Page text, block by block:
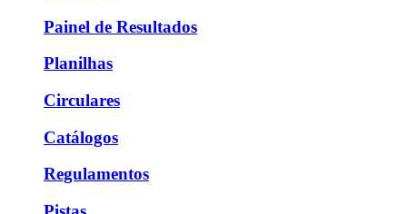
Painel de Resultados
Planilhas
Circulares
Catálogos
Regulamentos